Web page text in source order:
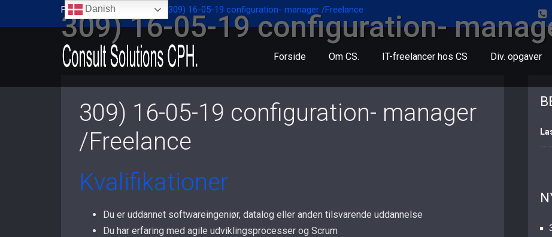
Forside Om CS. IT-freelancer hos CS Div. opgaver
309) 16-05-19 configuration-
Forside/Div. opgaver / 309) 16-05-19 configuration- manager /Freelance
309) 16-05-19 configuration- manager
/Freelance
Kvalifikationer
Du er uddannet softwareingeniør, datalog eller anden tilsvarende uddannelse
Du har erfaring med agile udviklingsprocesser og Scrum
Danish